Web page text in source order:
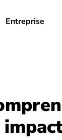
Entreprise